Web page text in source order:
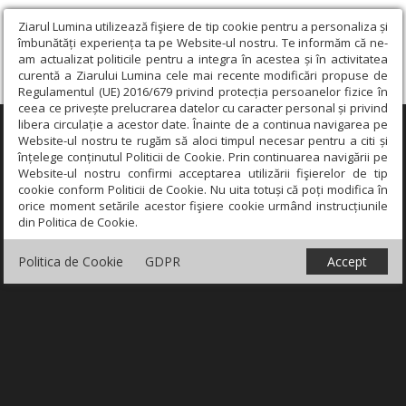
Ziarul Lumina utilizează fişiere de tip cookie pentru a personaliza și
îmbunătăți experiența ta pe Website-ul nostru. Te informăm că ne-
am actualizat politicile pentru a integra în acestea și în activitatea
curentă a Ziarului Lumina cele mai recente modificări propuse de
Regulamentul (UE) 2016/679 privind protecția persoanelor fizice în
ceea ce privește prelucrarea datelor cu caracter personal și privind
libera circulație a acestor date. Înainte de a continua navigarea pe
Website-ul nostru te rugăm să aloci timpul necesar pentru a citi și
înțelege conținutul Politicii de Cookie. Prin continuarea navigării pe
Website-ul nostru confirmi acceptarea utilizării fişierelor de tip
cookie conform Politicii de Cookie. Nu uita totuși că poți modifica în
orice moment setările acestor fişiere cookie urmând instrucțiunile
din Politica de Cookie.
Politica de Cookie GDPR Accept
×